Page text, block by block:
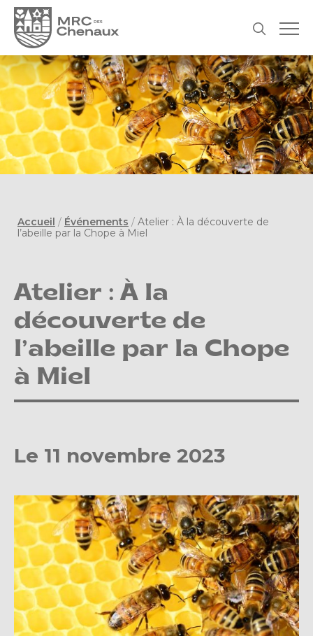
Accueil / Événements / Atelier : À la découverte de
l’abeille par la Chope à Miel
Atelier : À la
découverte de
l’abeille par la Chope
à Miel
Le 11 novembre 2023